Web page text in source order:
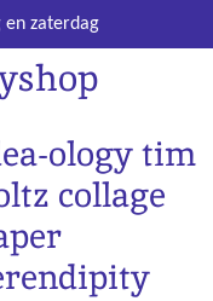
en zaterdag
ology tim
collage